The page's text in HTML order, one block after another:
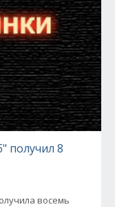
получил 8
восемь